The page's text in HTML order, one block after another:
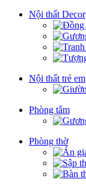
Nội thất Decor
Nội thất trẻ em
Phòng tắm
Phòng thờ